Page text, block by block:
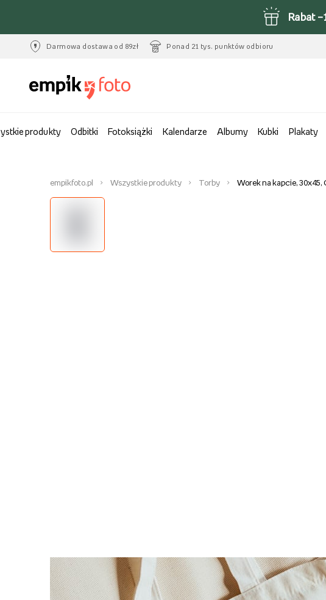
Rabat
Darmowa dostawa od 89zł Ponad 21 tys. punktów odbioru
produkty Odbitki Fotoksiążki Kalendarze Albumy Kubki Plakaty
empikfoto.pl Wszystkie produkty Torby Worek na kapcie,